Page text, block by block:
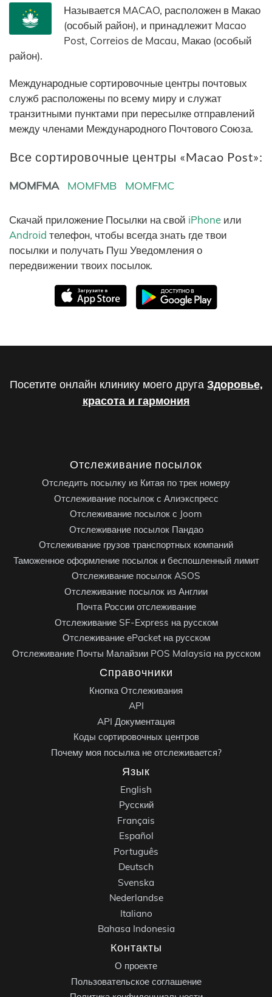
Называется MACAO, расположен в Макао
(особый район), и принадлежит Macao
Post, Correios de Macau, Макао (особый
район).
Международные сортировочные центры почтовых
служб расположены по всему миру и служат
транзитными пунктами при пересылке отправлений
между членами Международного Почтового Союза.
Все сортировочные центры «Macao Post»:
MOMFMA MOMFMB MOMFMC
Скачай приложение Посылки на свой iPhone или
Android телефон, чтобы всегда знать где твои
посылки и получать Пуш Уведомления о
передвижении твоих посылок.
Посетите онлайн клинику моего друга Здоровье,
красота и гармония
Отслеживание посылок
Отследить посылку из Китая по трек номеру
Отслеживание посылок с Алиэкспресс
Отслеживание посылок с Joom
Отслеживание посылок Пандао
Отслеживание грузов транспортных компаний
Таможенное оформление посылок и беспошленный лимит
Отслеживание посылок ASOS
Отслеживание посылок из Англии
Почта России отслеживание
Отслеживание SF-Express на русском
Отслеживание ePacket на русском
Отслеживание Почты Малайзии POS Malaysia на русском
Справочники
Кнопка Отслеживания
API
API Документация
Коды сортировочных центров
Почему моя посылка не отслеживается?
Язык
English
Русский
Français
Español
Português
Deutsch
Svenska
Nederlandse
Italiano
Bahasa Indonesia
Контакты
О проекте
Пользовательское соглашение